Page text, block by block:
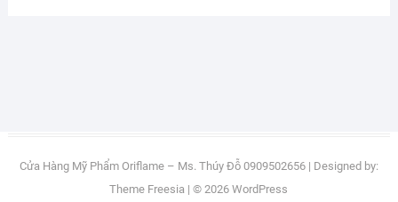
Cửa Hàng Mỹ Phẩm Oriflame – Ms. Thúy Đỗ 0909502656| Designed by:
Theme Freesia | © 2026WordPress